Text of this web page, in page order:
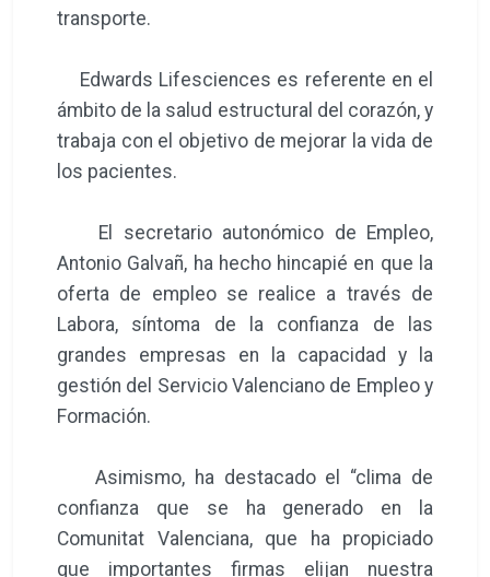
transporte.
Edwards Lifesciences es referente en el
ámbito de la salud estructural del corazón, y
trabaja con el objetivo de mejorar la vida de
los pacientes.
El secretario autonómico de Empleo,
Antonio Galvañ, ha hecho hincapié en que la
oferta de empleo se realice a través de
Labora, síntoma de la confianza de las
grandes empresas en la capacidad y la
gestión del Servicio Valenciano de Empleo y
Formación.
Asimismo, ha destacado el “clima de
confianza que se ha generado en la
Comunitat Valenciana, que ha propiciado
que importantes firmas elijan nuestra